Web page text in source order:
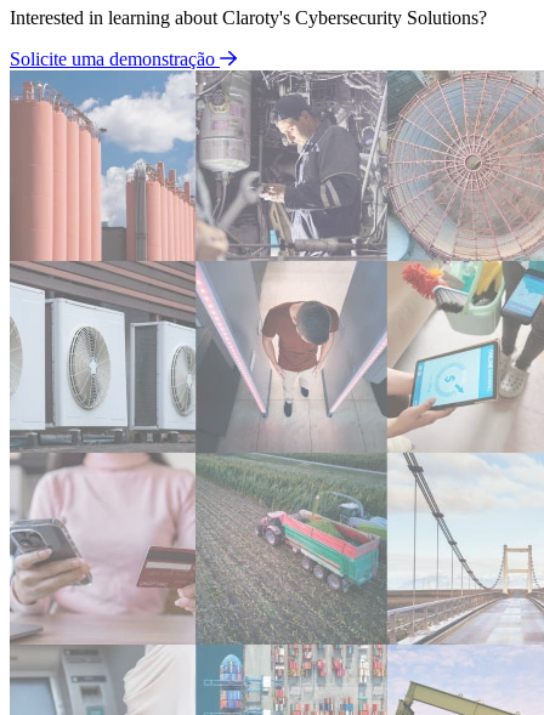
Interested in learning about Claroty's Cybersecurity Solutions?
Solicite uma demonstração